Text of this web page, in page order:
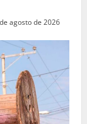
agosto de 2026